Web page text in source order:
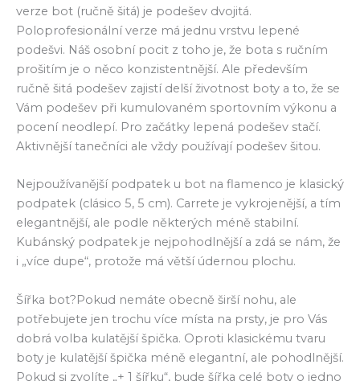
verze bot (ručně šitá) je podešev dvojitá.
Poloprofesionální verze má jednu vrstvu lepené
podešvi. Náš osobní pocit z toho je, že bota s ručním
prošitím je o něco konzistentnější. Ale především
ručně šitá podešev zajistí delší životnost boty a to, že se
Vám podešev při kumulovaném sportovním výkonu a
pocení neodlepí. Pro začátky lepená podešev stačí.
Aktivnější tanečníci ale vždy používají podešev šitou.
Nejpoužívanější podpatek u bot na flamenco je klasický
podpatek (clásico 5, 5 cm). Carrete je vykrojenější, a tím
elegantnější, ale podle některých méně stabilní.
Kubánský podpatek je nejpohodlnější a zdá se nám, že
i „více dupe“, protože má větší údernou plochu.
Šířka bot?Pokud nemáte obecně širší nohu, ale
potřebujete jen trochu více místa na prsty, je pro Vás
dobrá volba kulatější špička. Oproti klasickému tvaru
boty je kulatější špička méně elegantní, ale pohodlnější.
Pokud si zvolíte „+ 1 šířku“, bude šířka celé boty o jedno